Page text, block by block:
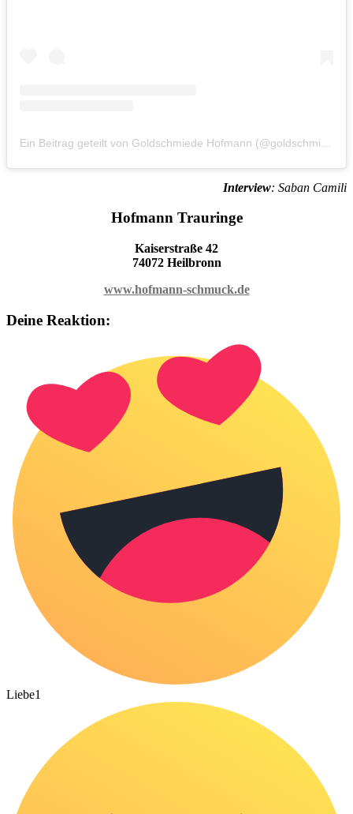
Interview: Saban Camili
Hofmann Trauringe
Kaiserstraße 42
74072 Heilbronn
www.hofmann-schmuck.de
Deine Reaktion:
Liebe1